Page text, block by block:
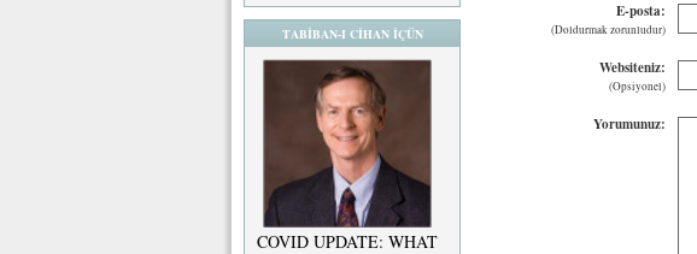
TABİBAN-I CİHAN İÇÜN
COVID UPDATE: WHAT
E-posta:
(Doldurmak zorunludur)
Websiteniz:
(Opsiyonel)
Yorumunuz: